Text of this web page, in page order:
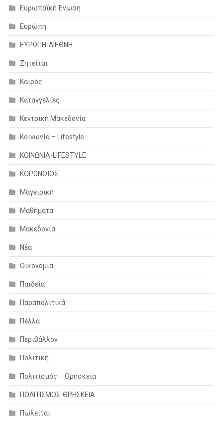
Ευρωπαϊκή Ένωση
Ευρώπη
ΕΥΡΩΠΗ-ΔΙΕΘΝΗ
Ζητείται
Καιρός
Καταγγελίες
Κεντρική Μακεδονία
Κοινωνία – Lifestyle
ΚΟΙΝΩΝΙΑ-LIFESTYLE
ΚΟΡΩΝΟΪΟΣ
Μαγειρική
Μαθήματα
Μακεδονία
Νέα
Οικονομία
Παιδεία
Παραπολιτικά
Πέλλα
Περιβάλλον
Πολιτική
Πολιτισμός – Θρησκεία
ΠΟΛΙΤΙΣΜΟΣ-ΘΡΗΣΚΕΙΑ
Πωλείται